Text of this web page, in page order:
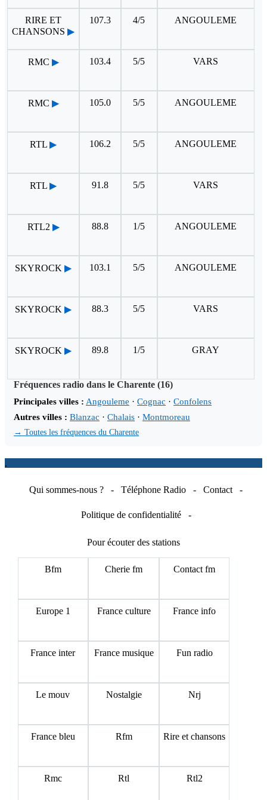
RIRE ET
CHANSONS ▶
107.3 4/5 ANGOULEME
RMC ▶ 103.4 5/5 VARS
RMC ▶ 105.0 5/5 ANGOULEME
RTL ▶ 106.2 5/5 ANGOULEME
RTL ▶ 91.8 5/5 VARS
RTL2 ▶ 88.8 1/5 ANGOULEME
SKYROCK ▶ 103.1 5/5 ANGOULEME
SKYROCK ▶ 88.3 5/5 VARS
SKYROCK ▶ 89.8 1/5 GRAY
Fréquences radio dans le Charente (16)
Principales villes : Angouleme · Cognac · Confolens
Autres villes : Blanzac · Chalais · Montmoreau
→ Toutes les fréquences du Charente
.
Qui sommes-nous ? - Téléphone Radio - Contact -
Politique de confidentialité -
Pour écouter des stations
Bfm Cherie fm Contact fm
Europe 1 France culture France info
France inter France musique Fun radio
Le mouv Nostalgie Nrj
France bleu Rfm Rire et chansons
Rmc Rtl Rtl2